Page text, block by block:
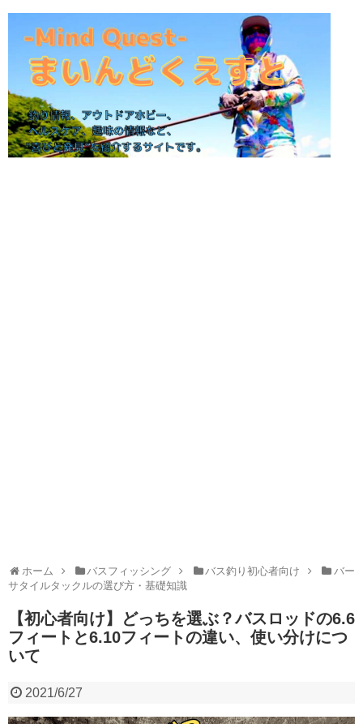
ホーム バスフィッシング バス釣り初心者向け
バー
サタイルタックルの選び方・基礎知識
【初心者向け】どっちを選ぶ？バスロッドの6.6
フィートと6.10フィートの違い、使い分けにつ
いて
2021/6/27